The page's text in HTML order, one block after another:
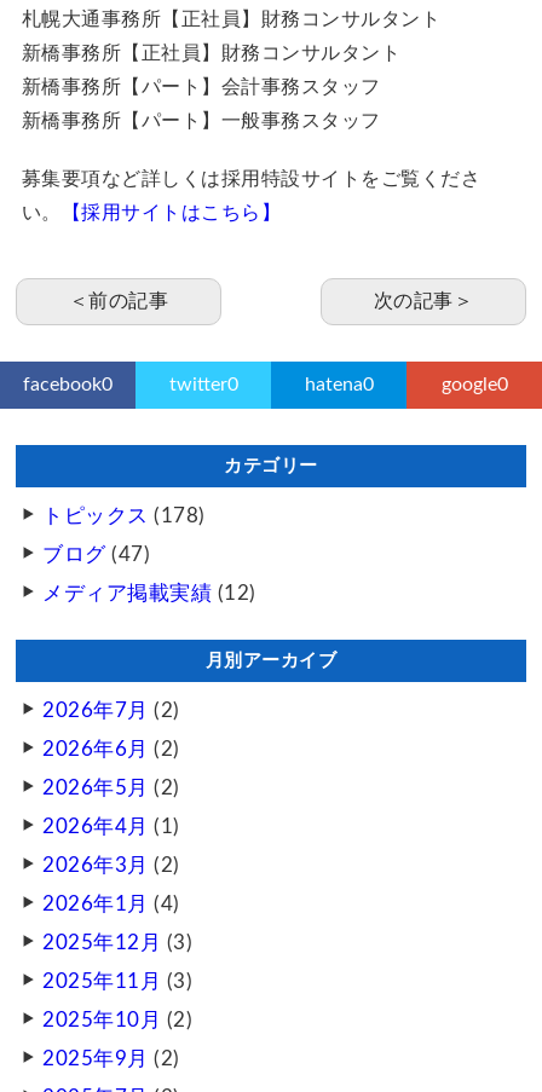
札幌大通事務所【正社員】財務コンサルタント
新橋事務所【正社員】財務コンサルタント
新橋事務所【パート】会計事務スタッフ
新橋事務所【パート】一般事務スタッフ
募集要項など詳しくは採用特設サイトをご覧くださ
い。
【採用サイトはこちら】
＜前の記事 次の記事＞
facebook0 twitter0 hatena0 google0
カテゴリー
トピックス (178)
ブログ(47)
メディア掲載実績 (12)
月別アーカイブ
2026年7月 (2)
2026年6月 (2)
2026年5月 (2)
2026年4月 (1)
2026年3月 (2)
2026年1月 (4)
2025年12月 (3)
2025年11月 (3)
2025年10月 (2)
2025年9月 (2)